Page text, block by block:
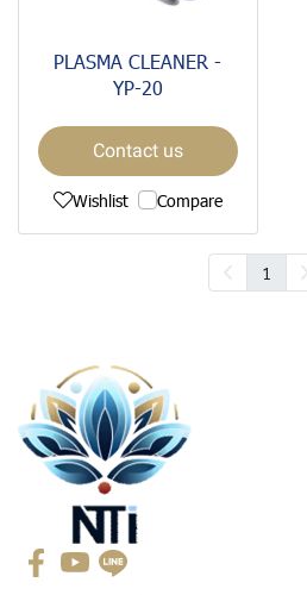
PLASMA CLEANER -
YP-20
Contact us
Wishlist Compare
1